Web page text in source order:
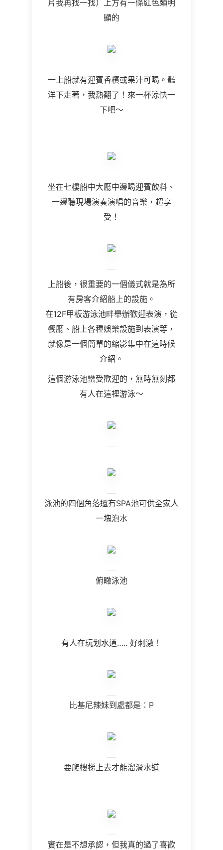
片我再找一找）上方有一條紅色頗明
顯的
一上船就有迎賓香檳或果汁可喝。豔
洋下走著，我熱翻了！來一杯涼快一
下吧～
坐在七樓船中大廳中邊喝迎賓飲料、
一邊聽現場演奏演唱的音樂，超享
受！
上船後，很重要的一個儀式就是為所
有房客介紹船上的設施。
在12F甲板游泳池畔舉辦歡迎表演，從
餐廳、船上各種娛樂設施到表演等，
就像是一個簡單的縮影集中在這時候
介紹。
這個游泳池蠻受歡迎的，無時無刻都
有人在這裡游泳～
泳池的四個角落還有SPA池可供全家人
一塊泡水
俯瞰泳池
有人在玩划水道….. 好刺激！
比基尼辣妹到處都是：P
要爬樓梯上去才能溜滑水道
實在是不想承認，但我真的過了喜歡